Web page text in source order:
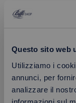
Questo sito web
Utilizziamo i
annunci, per
analizzare il
Ingredienti
Confezione